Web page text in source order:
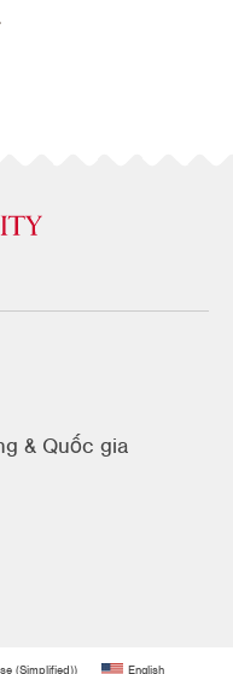
& Quốc gia
(Simplified)) English